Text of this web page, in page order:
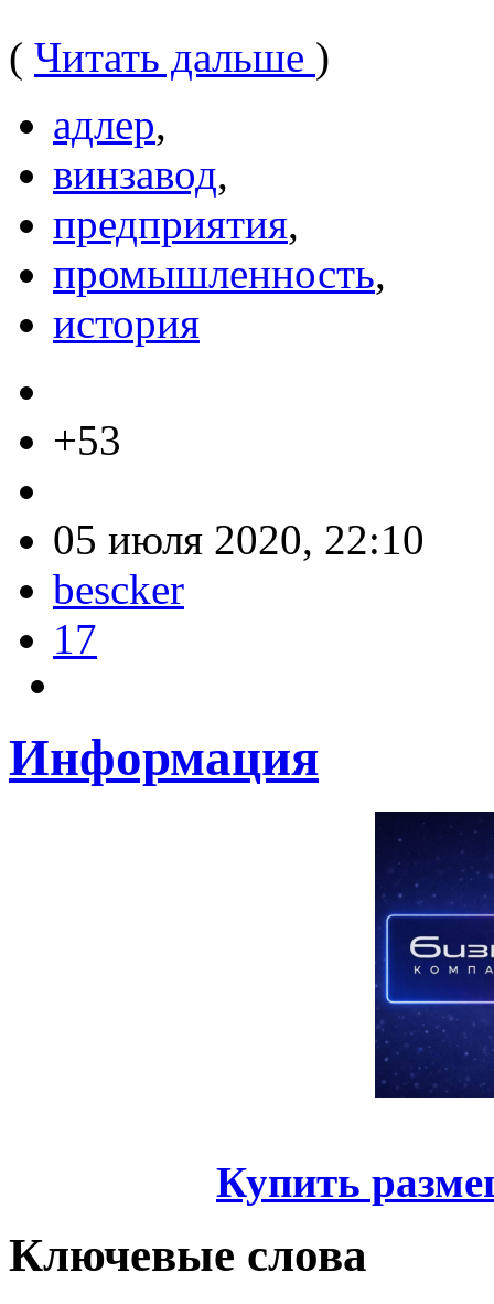
( Читать дальше )
адлер,
винзавод,
предприятия,
промышленность,
история
+53
05 июля 2020, 22:10
bescker
17
Информация
Купить
Ключевые слова